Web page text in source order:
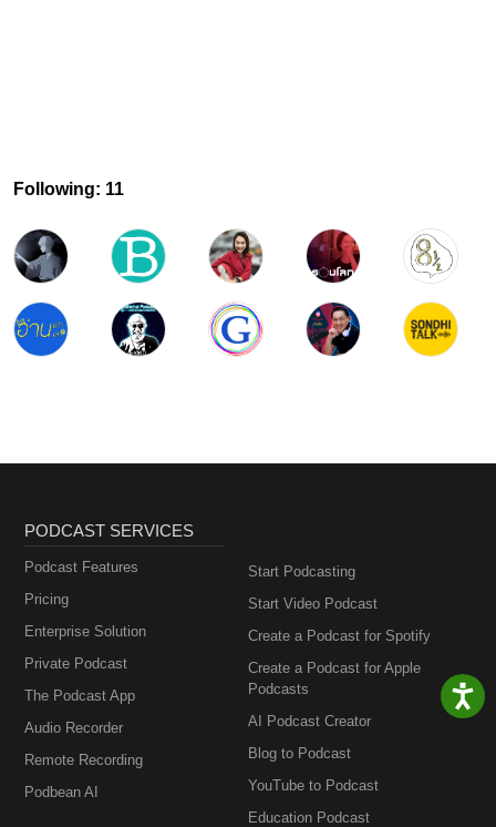
Following: 11
PODCAST SERVICES
Podcast Features
Pricing
Enterprise Solution
Private Podcast
The Podcast App
Audio Recorder
Remote Recording
Podbean AI
Start Podcasting
Start Video Podcast
Create a Podcast for Spotify
Create a Podcast for Apple
Podcasts
AI Podcast Creator
Blog to Podcast
YouTube to Podcast
Education Podcast